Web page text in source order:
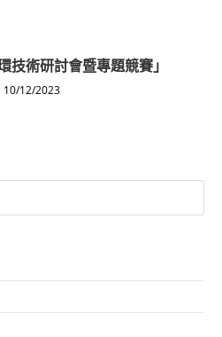
技術研討會暨專題競賽」
10/12/2023